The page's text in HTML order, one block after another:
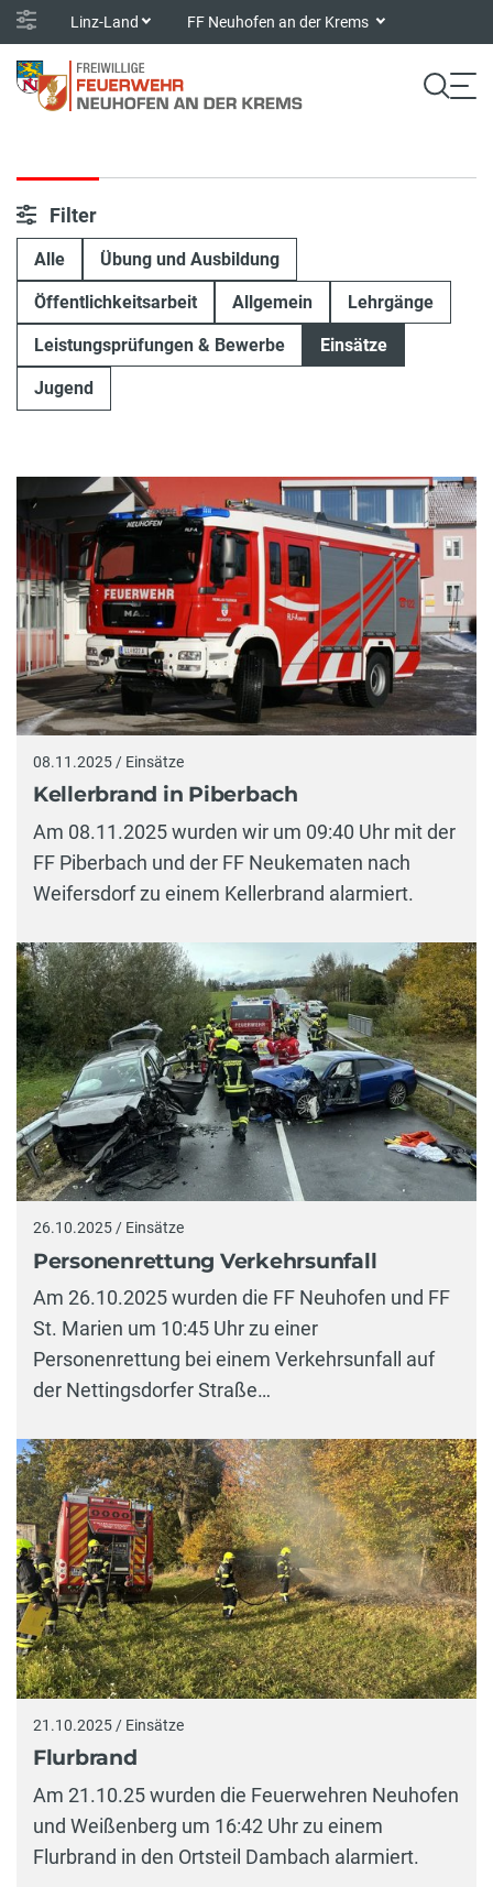
Linz-Land FF Neuhofen an der Krems
Filter
Alle Übung und Ausbildung
Öffentlichkeitsarbeit Allgemein Lehrgänge
Leistungsprüfungen & Bewerbe Einsätze
Jugend
08.11.2025 / Einsätze
Kellerbrand in Piberbach
Am 08.11.2025 wurden wir um 09:40 Uhr mit der
FF Piberbach und der FF Neukematen nach
Weifersdorf zu einem Kellerbrand alarmiert.
26.10.2025 / Einsätze
Personenrettung Verkehrsunfall
Am 26.10.2025 wurden die FF Neuhofen und FF
St. Marien um 10:45 Uhr zu einer
Personenrettung bei einem Verkehrsunfall auf
der Nettingsdorfer Straße…
21.10.2025 / Einsätze
Flurbrand
Am 21.10.25 wurden die Feuerwehren Neuhofen
und Weißenberg um 16:42 Uhr zu einem
Flurbrand in den Ortsteil Dambach alarmiert.